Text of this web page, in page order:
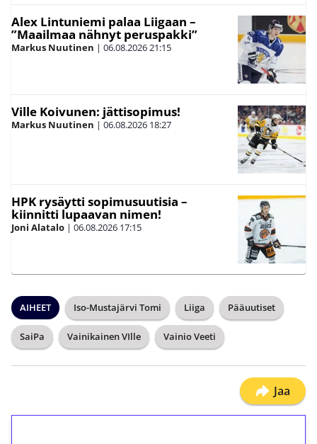
Alex Lintuniemi palaa Liigaan –
”Maailmaa nähnyt peruspakki”
Markus Nuutinen | 06.08.202621:15
Ville Koivunen: jättisopimus!
Markus Nuutinen | 06.08.2026 18:27
HPK rysäytti sopimusuutisia –
kiinnitti lupaavan nimen!
Joni Alatalo | 06.08.2026 17:15
AIHEET Iso-Mustajärvi Tomi Liiga Pääuutiset
SaiPa Vainikainen VIlle Vainio Veeti
Jaa